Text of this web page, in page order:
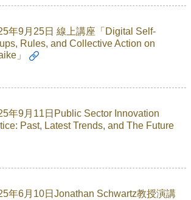
年9月25日 線上講座「Digital Self-
Rules, and Collective Action on
」
年9月11日Public Sector Innovation
Past, Latest Trends, and The Future
年6月10日Jonathan Schwartz教授演講